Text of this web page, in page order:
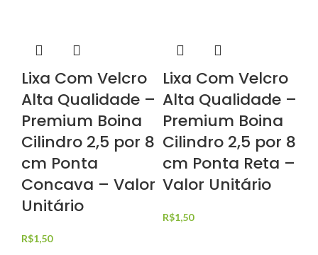
Lixa Com Velcro
Alta Qualidade –
Premium Boina
Cilindro 2,5 por 8
cm Ponta
Concava – Valor
Unitário
R$1,50
Lixa Com Velcro
Alta Qualidade –
Premium Boina
Cilindro 2,5 por 8
cm Ponta Reta –
Valor Unitário
R$1,50